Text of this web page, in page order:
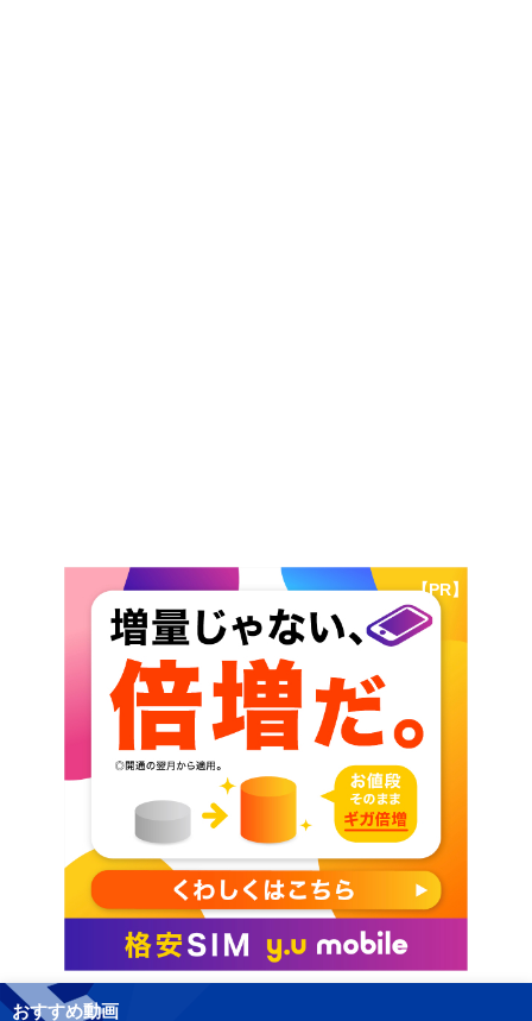
【PR】
おすすめ動画